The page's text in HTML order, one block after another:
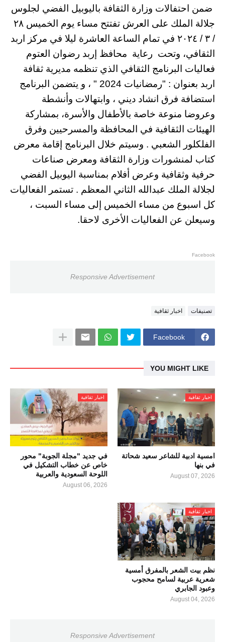
ضمن احتفالات وزارة الثقافة باليوبيل الفضي لجلوس
جلالة الملك على العرش تفتتح مساء يوم الخميس ٢٨
/ ٣ / ٢٠٢٤ في تمام الساعة العاشرة ليلا في مركز اربد
الثقافي، وتحت رعاية محافظ إربد رضوان العتوم
فعاليات البرنامج الثقافي الذي تنظمه مديرية ثقافة
اربد بعنوان : "رمضانيات 2024 " ، و يتضمن البرنامج
استضافة فرق انشاد ديني ، وابتهالات وأنشطة
وعروضا منوعة خاصة بالأطفال والأسرة، بمشاركة
الهيئات الثقافية في المحافظة والمسرحيين وفرق
الفلكلور الشعبي . وسيتم خلال البرنامج إقامة معرض
كتاب لمنشورات وزارة الثقافة ومعرض صناعات
حرفية وثقافية وعرض أفلام بمناسبة اليوبيل الفضي
لجلالة الملك عبدالله الثاني المعظم . تستمر الفعاليات
كل اسبوع من مساء الخميس إلى مساء السبت ،
وسيعلن عن الفعاليات الأخرى لاحقا.
Facebook
Responsive Advertisement
تصنيفات اخبار ثقافية
Facebook
YOU MIGHT LIKE
اخبار ثقافية
امسية ادبية للشاعر سعيد شحاتة
في بنها
August 07, 2026
اخبار ثقافية
في جديد "مجلة الجوبة" محور
خاص عن خطاب التشكيل في
اللوحة السعودية والعربية
August 06, 2026
اخبار ثقافية
نظم بيت الشعر بالمفرق أمسية
شعرية عربية لسامح محجوب
وعبود الجابري
August 04, 2026
Responsive Advertisement